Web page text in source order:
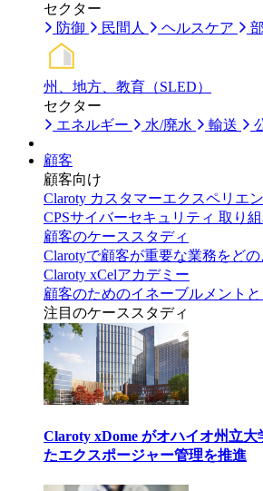
セクター
防御
民間人 ヘルスケア
州、地方、教育（SLED）
セクター
エネルギー
水/廃水 輸送
顧客
顧客向け
Claroty カスタマーエクスペリエ
CPSサイバーセキュリティ 取り組
顧客のケーススタディ
Clarotyで顧客が重要な業務をどの
Claroty xCelアカデミー
顧客のためのイネーブルメントと
注目のケーススタディ
Claroty xDome がオハイオ州立
たエクスポージャー管理を推進